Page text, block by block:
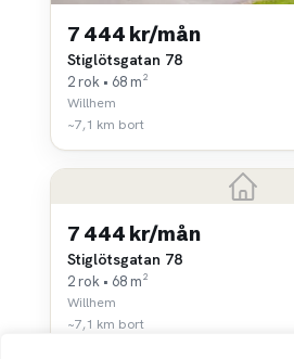
7 444 kr/mån
Stiglötsgatan 78
2 rok • 68 m²
Willhem
~7,1 km bort
7 444 kr/mån
Stiglötsgatan 78
2 rok • 68 m²
Willhem
~7,1 km bort